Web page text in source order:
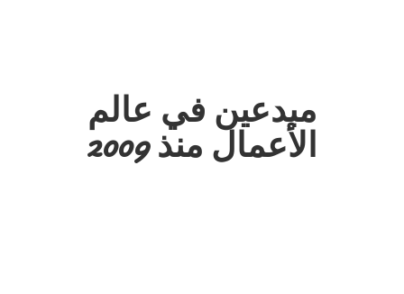
مبدعين في عالم
الأعمال منذ 2009